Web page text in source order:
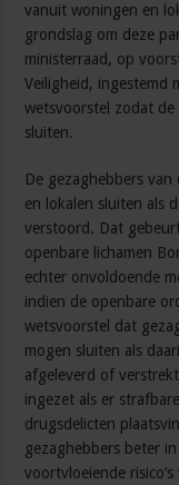
vanuit woningen en
grondslag om deze
ministerraad, op
Veiligheid, ingestemd
wetsvoorstel zodat
sluiten.
De gezaghebbers
en lokalen sluiten als
verstoord. Dat
openbare lichamen
echter onvoldoende
indien de openbare
wetsvoorstel dat
mogen sluiten als
afgeleverd of
ingezet als er
drugsdelicten
gezaghebbers beter
voortvloeiende